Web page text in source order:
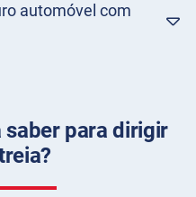
automóvel com
saber para dirigir